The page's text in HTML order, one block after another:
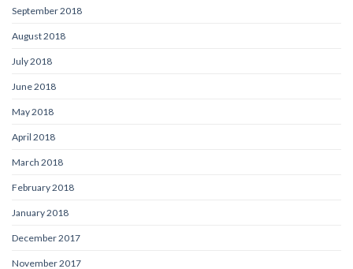
September 2018
August 2018
July 2018
June 2018
May 2018
April 2018
March 2018
February 2018
January 2018
December 2017
November 2017